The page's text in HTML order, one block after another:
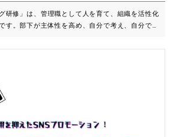
研修」は、管理職として人を育て、組織を活性化
す。部下が主体性を高め、自分で考え、自分で行
を受講することで、一般のコーチングの方法に加
て「支援」＋「問題解決のための介入」を行うこ
理職候補と
を始めた若手リーダー ・部下の育成に悩む管理
い、パフォーマンスの向上を目指す上級管理職
実施します 認定コーチ・公認心理師・キャリア